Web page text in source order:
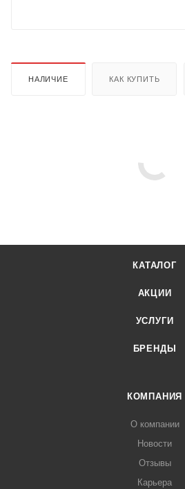
НАЛИЧИЕ КАК КУПИТЬ
КАТАЛОГ
АКЦИИ
УСЛУГИ
БРЕНДЫ
КОМПАНИЯ
О компании
Новости
Отзывы
Карьера